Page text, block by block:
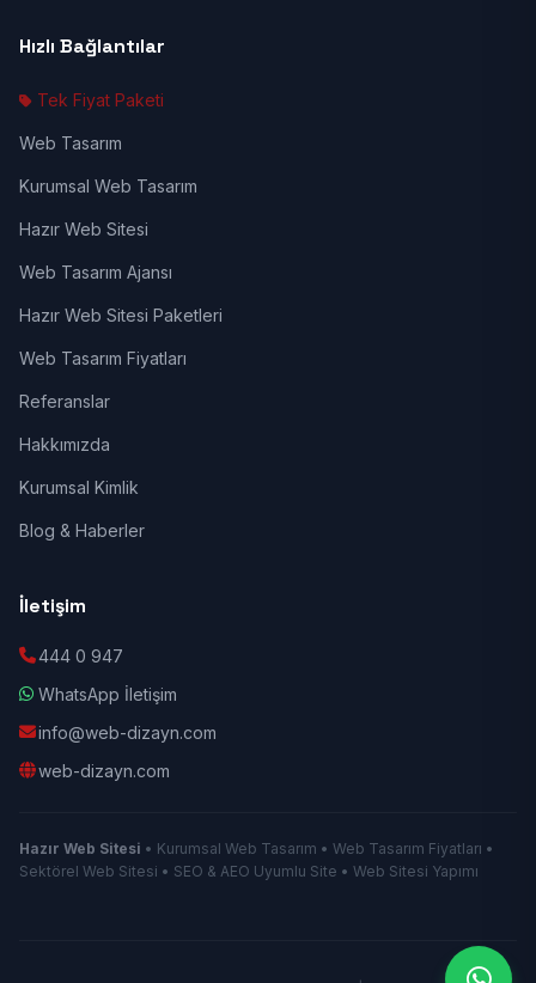
Hızlı Bağlantılar
Tek Fiyat Paketi
Web Tasarım
Kurumsal Web Tasarım
Hazır Web Sitesi
Web Tasarım Ajansı
Hazır Web Sitesi Paketleri
Web Tasarım Fiyatları
Referanslar
Hakkımızda
Kurumsal Kimlik
Blog & Haberler
İletişim
444 0 947
WhatsApp İletişim
info@web-dizayn.com
web-dizayn.com
Hazır Web Sitesi • Kurumsal Web Tasarım • Web Tasarım Fiyatları •
Sektörel Web Sitesi • SEO & AEO Uyumlu Site • Web Sitesi Yapımı